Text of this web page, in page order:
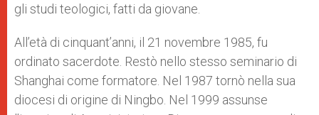
gli studi teologici, fatti da giovane.
All’età di cinquant’anni, il 21 novembre 1985, fu
ordinato sacerdote. Restò nello stesso seminario di
Shanghai come formatore. Nel 1987 tornò nella sua
diocesi di origine di Ningbo. Nel 1999 assunse